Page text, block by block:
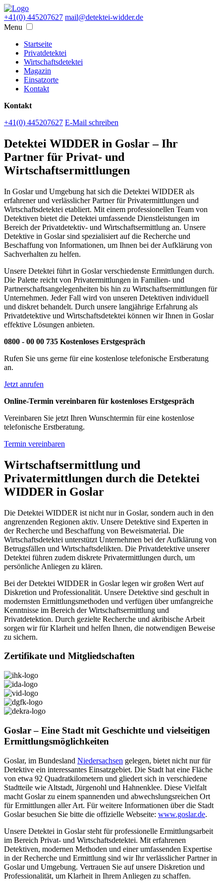
+41(0) 445207627 mail@detektei-widder.de
Menu
Startseite
Privatdetektei
Wirtschaftsdetektei
Magazin
Einsatzorte
Kontakt
Kontakt
+41(0) 445207627 E-Mail schreiben
Detektei WIDDER in Goslar – Ihr
Partner für Privat- und
Wirtschaftsermittlungen
In Goslar und Umgebung hat sich die Detektei WIDDER als
erfahrener und verlässlicher Partner für Privatermittlungen und
Wirtschaftsdetektei etabliert. Mit einem professionellen Team von
Detektiven bietet die Detektei umfassende Dienstleistungen im
Bereich der Privatdetektiv- und Wirtschaftsermittlung an. Unsere
Detektive in Goslar sind spezialisiert auf die Recherche und
Beschaffung von Informationen, um Ihnen bei der Aufklärung von
Sachverhalten zu helfen.
Unsere Detektei führt in Goslar verschiedenste Ermittlungen durch.
Die Palette reicht von Privatermittlungen in Familien- und
Partnerschaftsangelegenheiten bis hin zu Wirtschaftsermittlungen für
Unternehmen. Jeder Fall wird von unseren Detektiven individuell
und diskret behandelt. Durch unsere langjährige Erfahrung als
Privatdetektive und Wirtschaftsdetektei können wir Ihnen in Goslar
effektive Lösungen anbieten.
0800 - 00 00 735 Kostenloses Erstgespräch
Rufen Sie uns gerne für eine kostenlose telefonische Erstberatung
an.
Jetzt anrufen
Online-Termin vereinbaren für kostenloses Erstgespräch
Vereinbaren Sie jetzt Ihren Wunschtermin für eine kostenlose
telefonische Erstberatung.
Termin vereinbaren
Wirtschaftsermittlung und
Privatermittlungen durch die Detektei
WIDDER in Goslar
Die Detektei WIDDER ist nicht nur in Goslar, sondern auch in den
angrenzenden Regionen aktiv. Unsere Detektive sind Experten in
der Recherche und Beschaffung von Beweismaterial. Die
Wirtschaftsdetektei unterstützt Unternehmen bei der Aufklärung von
Betrugsfällen und Wirtschaftsdelikten. Die Privatdetektive unserer
Detektei führen zudem diskrete Privatermittlungen durch, um
persönliche Anliegen zu klären.
Bei der Detektei WIDDER in Goslar legen wir großen Wert auf
Diskretion und Professionalität. Unsere Detektive sind geschult in
modernsten Ermittlungsmethoden und verfügen über umfangreiche
Kenntnisse im Bereich der Wirtschaftsermittlung und
Privatdetektion. Durch gezielte Recherche und akribische Arbeit
sorgen wir für Klarheit und helfen Ihnen, die notwendigen Beweise
zu sichern.
Zertifikate und Mitgliedschaften
Goslar – Eine Stadt mit Geschichte und vielseitigen
Ermittlungsmöglichkeiten
Goslar, im Bundesland Niedersachsen gelegen, bietet nicht nur für
Detektive ein interessantes Einsatzgebiet. Die Stadt hat eine Fläche
von etwa 92 Quadratkilometern und gliedert sich in verschiedene
Stadtteile wie Altstadt, Jürgenohl und Hahnenklee. Diese Vielfalt
macht Goslar zu einem spannenden und abwechslungsreichen Ort
für Ermittlungen aller Art. Für weitere Informationen über die Stadt
Goslar besuchen Sie bitte die offizielle Webseite: www.goslar.de.
Unsere Detektei in Goslar steht für professionelle Ermittlungsarbeit
im Bereich Privat- und Wirtschaftsdetektei. Mit erfahrenen
Detektiven, modernen Methoden und einer umfassenden Expertise
in der Recherche und Ermittlung sind wir Ihr verlässlicher Partner in
Goslar und Umgebung. Vertrauen Sie auf unsere Diskretion und
Professionalität, um Klarheit in Ihrem Anliegen zu schaffen.